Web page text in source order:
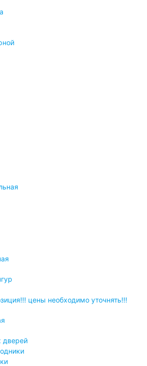
цены необходимо уточнять!!!
дверей